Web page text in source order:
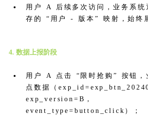
用户 A 后续多次访问，业务系
存的 “用户 - 版本” 映射，始终
4. 数据上报阶段
用户 A 点击 “限时抢购” 按钮，
点数据（
exp_version=B，
event_type=button_click）；